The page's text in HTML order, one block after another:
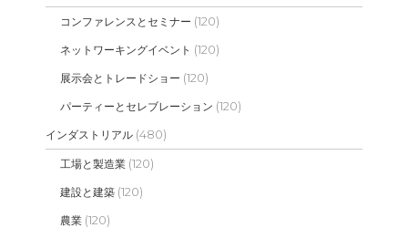
コンファレンスとセミナー (120)
ネットワーキングイベント (120)
展示会とトレードショー (120)
パーティーとセレブレーション (120)
インダストリアル (480)
工場と製造業 (120)
建設と建築 (120)
農業 (120)